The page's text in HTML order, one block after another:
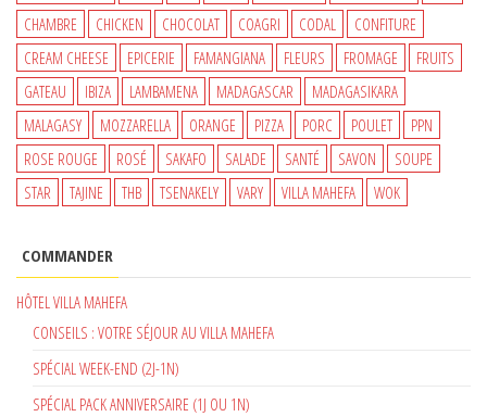
CHAMBRE
CHICKEN CHOCOLAT COAGRI CODAL
CONFITURE
CREAM CHEESE
EPICERIE FAMANGIANA FLEURS FROMAGE
FRUITS
GATEAU
IBIZA LAMBAMENA MADAGASCAR
MADAGASIKARA
MALAGASY
MOZZARELLA ORANGE PIZZA PORC POULET
PPN
ROSE ROUGE
ROSÉ SAKAFO SALADE SANTÉ SAVON
SOUPE
STAR
TAJINE THB TSENAKELY VARY VILLA MAHEFA WOK
COMMANDER
HÔTEL VILLA MAHEFA
CONSEILS : VOTRE SÉJOUR AU VILLA MAHEFA
SPÉCIAL WEEK-END (2J-1N)
SPÉCIAL PACK ANNIVERSAIRE (1J OU 1N)